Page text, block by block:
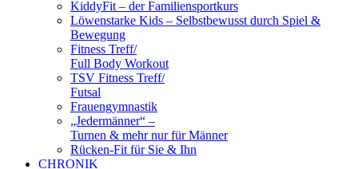
KiddyFit – der Familiensportkurs
Löwenstarke Kids – Selbstbewusst durch Spiel &
Bewegung
Fitness Treff/
Full Body Workout
TSV Fitness Treff/
Futsal
Frauengymnastik
„Jedermänner“ –
Turnen & mehr nur für Männer
Rücken-Fit für Sie & Ihn
CHRONIK